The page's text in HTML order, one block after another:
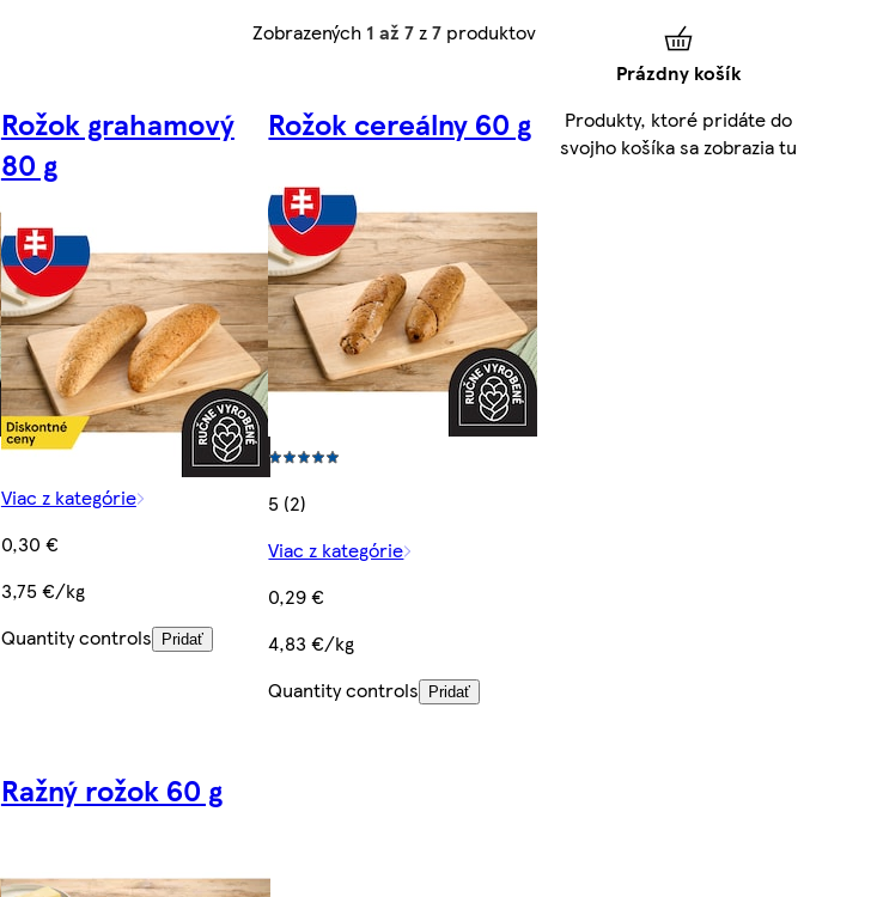
Zobrazených 1 až 7z7 produktov
Rožok grahamový
80 g
Viac z kategórie
0,30 €
3,75 €/kg
Quantity controls
Pridať
Rožok cereálny 60 g
5 (2)
Viac z kategórie
0,29 €
4,83 €/kg
Quantity controls
Pridať
Ražný rožok 60 g
Prázdny košík
Produkty, ktoré pridáte do
svojho košíka sa zobrazia tu